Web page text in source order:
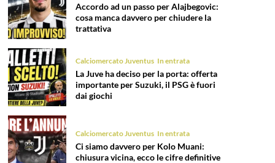
Accordo ad un passo per Alajbegovic:
cosa manca davvero per chiudere la
trattativa
Calciomercato Juventus In entrata
La Juve ha deciso per la porta: offerta
importante per Suzuki, il PSG è fuori
dai giochi
Calciomercato Juventus In entrata
Ci siamo davvero per Kolo Muani:
chiusura vicina, ecco le cifre definitive